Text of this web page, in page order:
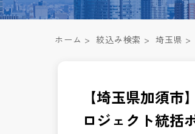
ホーム > 絞込み検索 > 埼玉県 >
【埼玉県加須
ロジェクト統括